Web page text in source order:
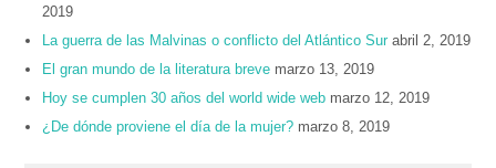
2019
La guerra de las Malvinas o conflicto del Atlántico Sur abril 2, 2019
El gran mundo de la literatura breve marzo 13, 2019
Hoy se cumplen 30 años del world wide web marzo 12, 2019
¿De dónde proviene el día de la mujer? marzo 8, 2019